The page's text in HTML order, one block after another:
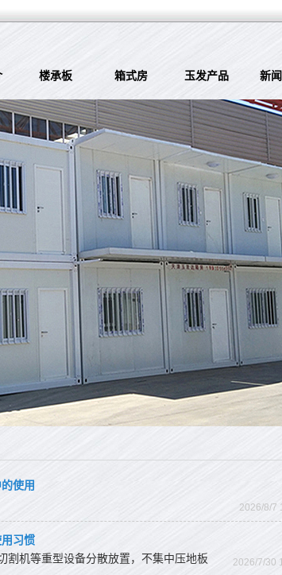
楼承板 箱式房 玉发产品 新
使用
2026/8/7
习惯
2026/7/30
割机等重型设备分散放置，不集中压地板